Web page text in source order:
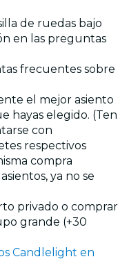
de ruedas bajo
en las preguntas
frecuentes sobre
el mejor asiento
hayas elegido. (Ten
con
respectivos
compra
ya no se
privado o comprar
grande (+30
Candlelight en